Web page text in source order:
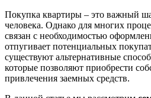
Покупка квартиры – это важный
человека. Однако для многих
связан с необходимостью
отпугивает потенциальных
существуют альтернативные
которые позволяют приобрести
привлечения заемных средств.